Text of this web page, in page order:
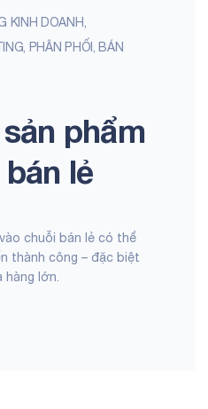
KINH DOANH,
PHÂN PHỐI, BÁN
phẩm
lẻ
chuỗi bán lẻ có thể
thành công – đặc biệt
lớn.